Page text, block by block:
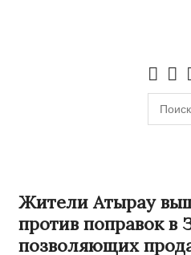
Жители Атырау
против поправок в
позволяющих